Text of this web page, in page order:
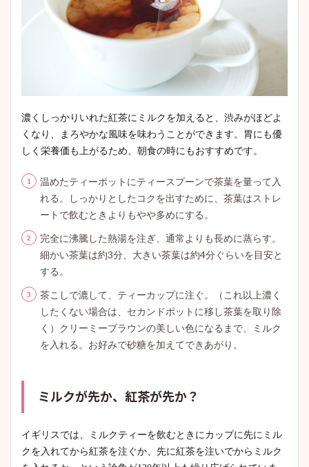
濃くしっかりいれた紅茶にミルクを加えると、渋みがほどよ
くなり、まろやかな風味を味わうことができます。胃にも優
しく栄養価も上がるため、朝食の時にもおすすめです。
温めたティーポットにティースプーンで茶葉を量って入
れる。しっかりとしたコクを出すために、茶葉はストレ
ートで飲むときよりもやや多めにする。
完全に沸騰した熱湯を注ぎ、通常よりも長めに蒸らす。
細かい茶葉は約3分、大きい茶葉は約4分ぐらいを目安と
する。
茶こしで漉して、ティーカップに注ぐ。（これ以上濃く
したくない場合は、セカンドポットに移し茶葉を取り除
く）クリーミーブラウンの美しい色になるまで、ミルク
を入れる。お好みで砂糖を加えてできあがり。
ミルクが先か、紅茶が先か？
イギリスでは、ミルクティーを飲むときにカップに先にミル
クを入れてから紅茶を注ぐか、先に紅茶を注いでからミルク